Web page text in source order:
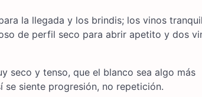
la llegada y los brindis; los vinos
de perfil seco para abrir apetito y dos
seco y tenso, que el blanco sea algo más
siente progresión, no repetición.